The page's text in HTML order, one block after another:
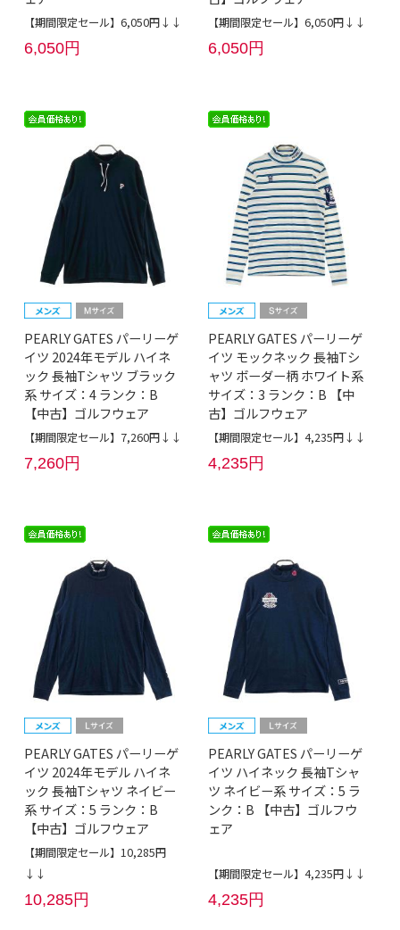
【期間限定セール】6,050円↓↓
6,050円
【期間限定セール】6,050円↓↓
6,050円
PEARLY GATES パーリーゲ
イツ 2024年モデル ハイネ
ック 長袖Tシャツ ブラック
系 サイズ：4 ランク：B
【中古】ゴルフウェア
【期間限定セール】7,260円↓↓
7,260円
PEARLY GATES パーリーゲ
イツ モックネック 長袖Tシ
ャツ ボーダー柄 ホワイト系
サイズ：3 ランク：B 【中
古】ゴルフウェア
【期間限定セール】4,235円↓↓
4,235円
PEARLY GATES パーリーゲ
イツ 2024年モデル ハイネ
ック 長袖Tシャツ ネイビー
系 サイズ：5 ランク：B
【中古】ゴルフウェア
【期間限定セール】10,285円
↓↓
10,285円
PEARLY GATES パーリーゲ
イツ ハイネック 長袖Tシャ
ツ ネイビー系 サイズ：5 ラ
ンク：B 【中古】ゴルフウ
ェア
【期間限定セール】4,235円↓↓
4,235円